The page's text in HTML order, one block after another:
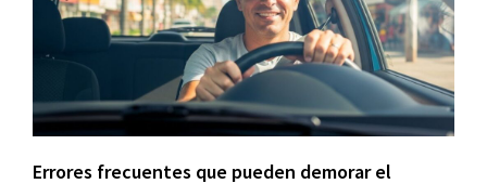
Errores frecuentes que pueden demorar el